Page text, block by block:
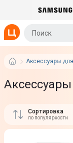
Аксессуары
Сортировка
по популярности